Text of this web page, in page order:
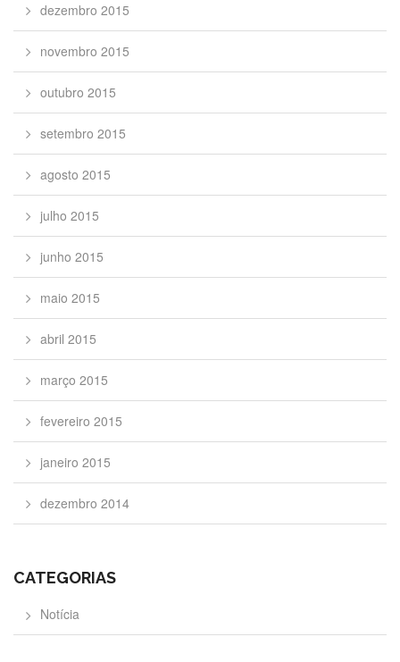
dezembro 2015
novembro 2015
outubro 2015
setembro 2015
agosto 2015
julho 2015
junho 2015
maio 2015
abril 2015
março 2015
fevereiro 2015
janeiro 2015
dezembro 2014
CATEGORIAS
Notícia